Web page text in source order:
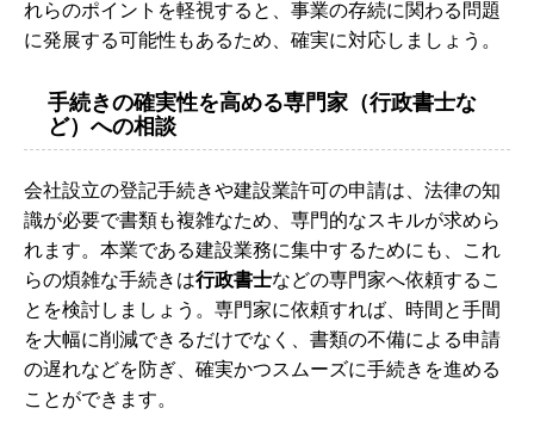
れらのポイントを軽視すると、事業の存続に関わる問題
に発展する可能性もあるため、確実に対応しましょう。
手続きの確実性を高める専門家（行政書士な
ど）への相談
会社設立の登記手続きや建設業許可の申請は、法律の知
識が必要で書類も複雑なため、専門的なスキルが求めら
れます。本業である建設業務に集中するためにも、これ
らの煩雑な手続きは行政書士などの専門家へ依頼するこ
とを検討しましょう。専門家に依頼すれば、時間と手間
を大幅に削減できるだけでなく、書類の不備による申請
の遅れなどを防ぎ、確実かつスムーズに手続きを進める
ことができます。